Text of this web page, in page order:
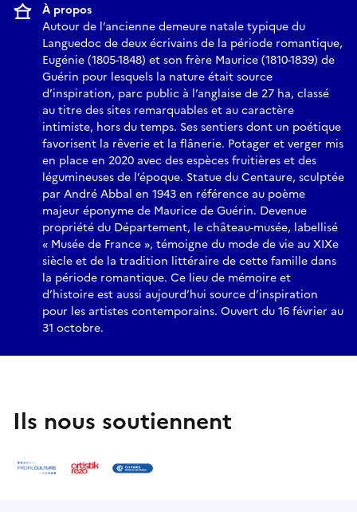
À propos
Autour de l’ancienne demeure natale typique du
Languedoc de deux écrivains de la période romantique,
Eugénie (1805-1848) et son frère Maurice (1810-1839) de
Guérin pour lesquels la nature était source
d’inspiration, parc public à l’anglaise de 27 ha, classé
au titre des sites remarquables et au caractère
intimiste, hors du temps. Ses sentiers dont un poétique
favorisent la rêverie et la flânerie. Potager et verger mis
en place en 2020 avec des espèces fruitières et des
légumineuses de l’époque. Statue du Centaure, sculptée
par André Abbal en 1943 en référence au poème
majeur éponyme de Maurice de Guérin. Devenue
propriété du Département, le château-musée, labellisé
« Musée de France », témoigne du mode de vie au XIXe
siècle et de la tradition littéraire de cette famille dans
la période romantique. Ce lieu de mémoire et
d’histoire est aussi aujourd’hui source d’inspiration
pour les artistes contemporains. Ouvert du 16 février au
31 octobre.
Ils nous soutiennent